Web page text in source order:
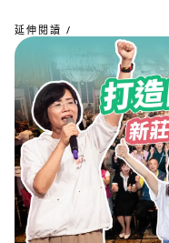
延伸閱讀 /